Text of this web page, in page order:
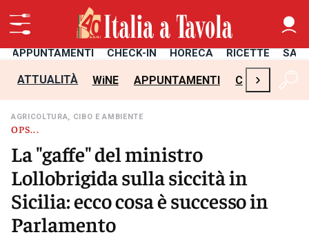
APPUNTAMENTI CHECK-IN HORECA RICETTE
ATTUALITÀ WiNE APPUNTAMENTI CHECK-IN
›
OPS...
AGRICOLTURA, CIBO E AMBIENTE
La "gaffe" del ministro
Lollobrigida sulla siccità in
Sicilia: ecco cosa è successo in
Parlamento